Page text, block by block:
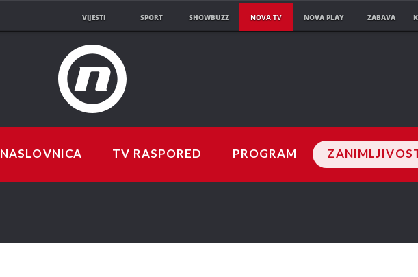
VIJESTI SPORT SHOWBUZZ NOVA TV NOVA PLAY ZABAVA
NASLOVNICA TV RASPORED PROGRAM